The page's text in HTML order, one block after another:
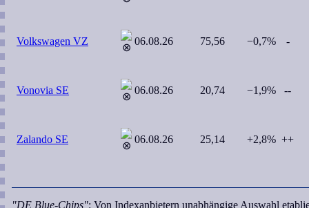
Volkswagen VZ 06.08.26 75,56 −0,7% -
Vonovia SE 06.08.26 20,74 −1,9% --
Zalando SE 06.08.26 25,14 +2,8% ++
"DE Blue-Chips": Von Indexanbietern unabhängige Auswahl